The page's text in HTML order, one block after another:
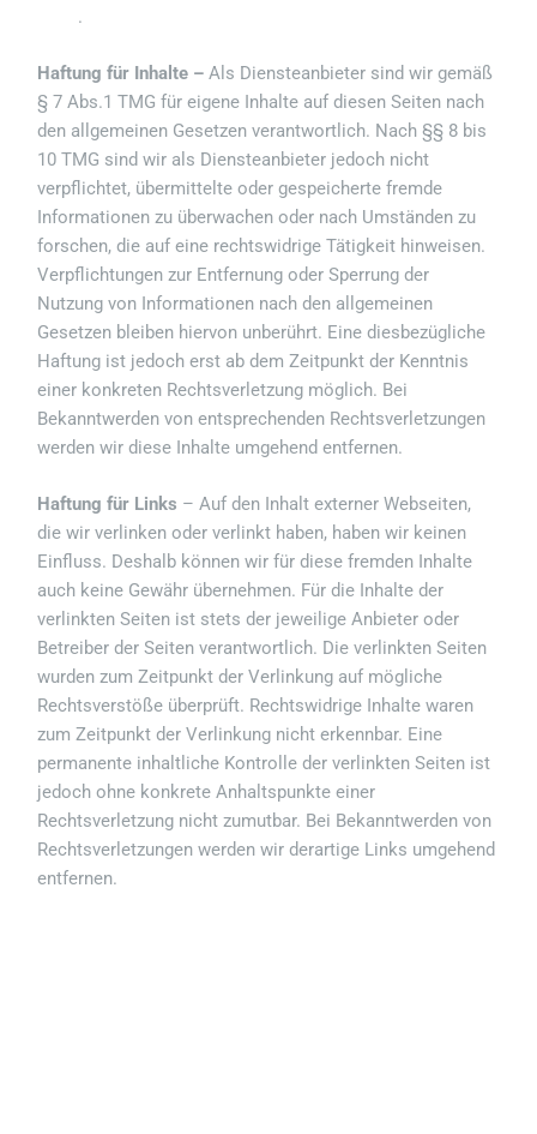
.
Haftung für Inhalte –Als Diensteanbieter sind wir gemäß
§ 7 Abs.1 TMG für eigene Inhalte auf diesen Seiten nach
den allgemeinen Gesetzen verantwortlich. Nach §§ 8 bis
10 TMG sind wir als Diensteanbieter jedoch nicht
verpflichtet, übermittelte oder gespeicherte fremde
Informationen zu überwachen oder nach Umständen zu
forschen, die auf eine rechtswidrige Tätigkeit hinweisen.
Verpflichtungen zur Entfernung oder Sperrung der
Nutzung von Informationen nach den allgemeinen
Gesetzen bleiben hiervon unberührt. Eine diesbezügliche
Haftung ist jedoch erst ab dem Zeitpunkt der Kenntnis
einer konkreten Rechtsverletzung möglich. Bei
Bekanntwerden von entsprechenden Rechtsverletzungen
werden wir diese Inhalte umgehend entfernen.
Haftung für Links – Auf den Inhalt externer Webseiten,
die wir verlinken oder verlinkt haben, habenwir keinen
Einfluss. Deshalb können wir für diese fremden Inhalte
auch keine Gewähr übernehmen. Für die Inhalte der
verlinkten Seiten ist stets der jeweilige Anbieter oder
Betreiber der Seiten verantwortlich. Die verlinkten Seiten
wurden zum Zeitpunkt der Verlinkung auf mögliche
Rechtsverstöße überprüft. Rechtswidrige Inhalte waren
zum Zeitpunkt der Verlinkung nicht erkennbar. Eine
permanente inhaltliche Kontrolle der verlinkten Seiten ist
jedoch ohne konkrete Anhaltspunkte einer
Rechtsverletzung nicht zumutbar. Bei Bekanntwerden von
Rechtsverletzungen werden wir derartige Links umgehend
entfernen.